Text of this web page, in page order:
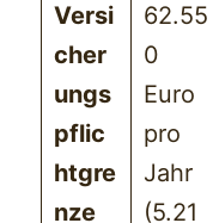
Versi
cher
ungs
pflic
htgre
nze
62.55
0
Euro
pro
Jahr
(5.21